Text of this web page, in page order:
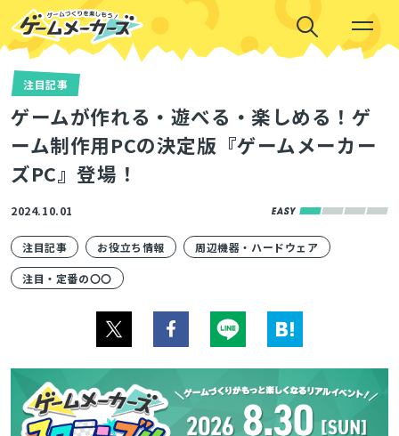
注目記事
ゲームが作れる・遊べる・楽しめる！ゲ
ーム制作用PCの決定版『ゲームメーカー
ズPC』登場！
2024.10.01
注目記事 お役立ち情報 周辺機器・ハードウェア
注目・定番の〇〇